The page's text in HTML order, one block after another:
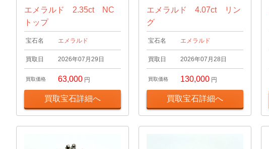
エメラルド 2.35ct NC
トップ
宝石名 エメラルド
買取日 2026年07月29日
買取価格 63,000 円
買取宝石詳細へ
エメラルド 4.07ct リン
グ
宝石名 エメラルド
買取日 2026年07月28日
買取価格 130,000 円
買取宝石詳細へ